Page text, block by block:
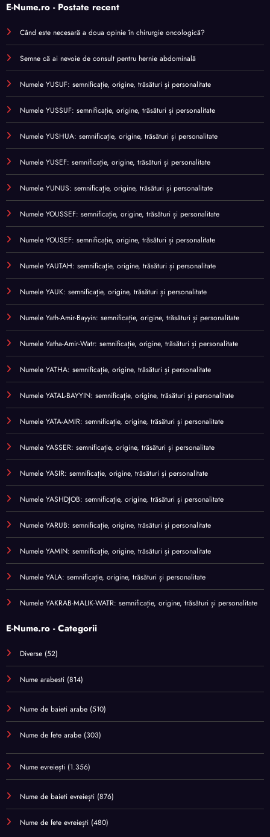
E-Nume.ro - Postate recent
Când este necesară a doua opinie în chirurgie oncologică?
Semne că ai nevoie de consult pentru hernie abdominală
Numele YUSUF: semnificație, origine, trăsături și personalitate
Numele YUSSUF: semnificație, origine, trăsături și personalitate
Numele YUSHUA: semnificație, origine, trăsături și personalitate
Numele YUSEF: semnificație, origine, trăsături și personalitate
Numele YUNUS: semnificație, origine, trăsături și personalitate
Numele YOUSSEF: semnificație, origine, trăsături și personalitate
Numele YOUSEF: semnificație, origine, trăsături și personalitate
Numele YAUTAH: semnificație, origine, trăsături și personalitate
Numele YAUK: semnificație, origine, trăsături și personalitate
Numele Yath-Amir-Bayyin: semnificație, origine, trăsături și personalitate
Numele Yatha-Amir-Watr: semnificație, origine, trăsături și personalitate
Numele YATHA: semnificație, origine, trăsături și personalitate
Numele YATAL-BAYYIN: semnificație, origine, trăsături și personalitate
Numele YATA-AMIR: semnificație, origine, trăsături și personalitate
Numele YASSER: semnificație, origine, trăsături și personalitate
Numele YASIR: semnificație, origine, trăsături și personalitate
Numele YASHDJOB: semnificație, origine, trăsături și personalitate
Numele YARUB: semnificație, origine, trăsături și personalitate
Numele YAMIN: semnificație, origine, trăsături și personalitate
Numele YALA: semnificație, origine, trăsături și personalitate
Numele YAKRAB-MALIK-WATR: semnificație, origine, trăsături și personalitate
E-Nume.ro - Categorii
Diverse (52)
Nume arabesti (814)
Nume de baieti arabe (510)
Nume de fete arabe (303)
Nume evreiești (1.356)
Nume de baieti evreiești (876)
Nume de fete evreiești (480)